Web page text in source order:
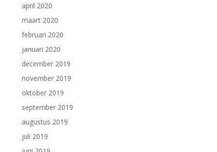
april 2020
maart 2020
februari 2020
januari 2020
december 2019
november 2019
oktober 2019
september 2019
augustus 2019
juli 2019